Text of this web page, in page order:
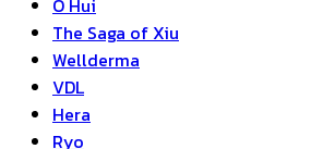
O Hui
The Saga of Xiu
Wellderma
VDL
Hera
Ryo